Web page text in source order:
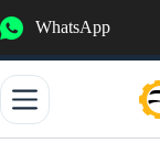
la
WhatsApp